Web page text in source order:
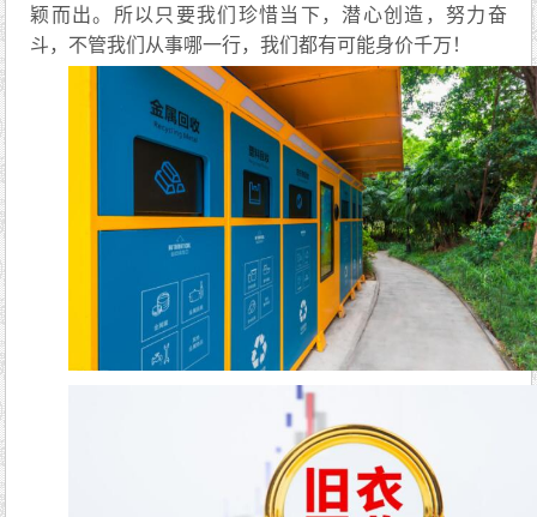
颖而出。所以只要我们珍惜当下，潜心创造，努力奋
斗，不管我们从事哪一行，我们都有可能身价千万！